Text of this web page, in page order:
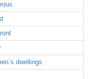
dwellings